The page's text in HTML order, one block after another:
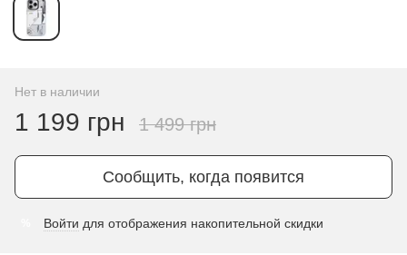
Нет в наличии
1 199 грн 1 499 грн
Сообщить, когда появится
Войти для отображения накопительной скидки